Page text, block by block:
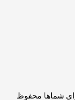
برای شماها محفوظ